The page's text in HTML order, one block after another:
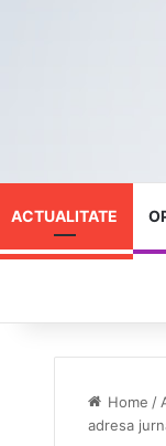
ACTUALITATE
Home /
adresa